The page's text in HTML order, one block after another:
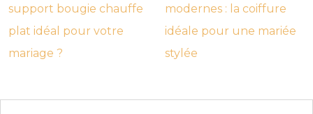
support bougie chauffe
plat idéal pour votre
mariage ?
modernes : la coiffure
idéale pour une mariée
stylée